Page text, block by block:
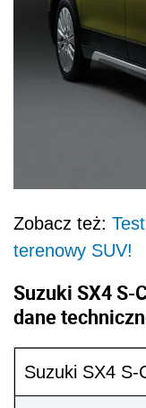
Zobacz też:
terenowy SUV!
Suzuki SX4 S-
dane
Suzuki SX4 S-